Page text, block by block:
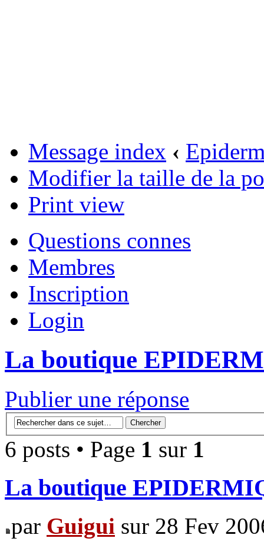
Message index ‹
Modifier la taille de la
Print view
Questions connes
Membres
Inscription
Login
La boutique
Publier une réponse
6 posts • Page 1 sur 1
La boutique
par Guigui sur 28 Fev